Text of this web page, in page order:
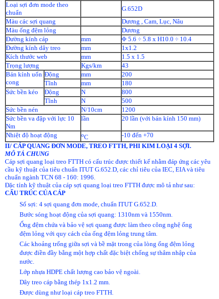
Loại sợi đơn mode theo
chuẩn
G.652D
Màu các sợi quang
Dương , Cam, Lục, Nâu
Màu ống đệm lỏng
Dương
Đường kính cáp
mm
Φ 5.6 ÷ 5.8 x H10.0 ÷ 10.4
Đường kính dây treo
mm
1x1.2
Kích thước web
mm
1.5 x 1.5
Trọng lượng
Kgs/km
43
Bán kính uốn
cong
Động mm
200
Tĩnh
mm
180
Sức bền kéo
Động N
800
Tĩnh
N
500
Sức bền nén
N/10cm
1200
Sức bền va đập với lực 10
Nm
lần 20 lần (với bán kính 150 mm)
Nhiệt độ hoạt động oC
-10 đến +70
II/ CÁP QUANG ĐƠN MODE, TREO FTTH, PHI KIM LOẠI 4 SỢI.
MÔ TẢ CHUNG
Cáp sợi quang loại treo FTTH có cấu trúc được thiết kế nhằm đáp ứng các yêu
cầu kỹ thuật của tiêu chuẩn ITUT G.652.D, các chỉ tiêu của IEC, EIA và tiêu
chuẩn ngành TCN 68 - 160: 1996.
Đặc tính kỹ thuật của cáp sợi quang loại treo FTTH được mô tả như sau:
CẤU TRÚC CỦA CÁP
Số sợi: 4 sợi quang đơn mode, chuẩn ITUT G.652.D.
Bước sóng hoạt động của sợi quang: 1310nm và 1550nm.
Ống đệm chứa và bảo vệ sợi quang được làm theo công nghệ ống
đệm lỏng với quy cách của ống đệm lỏng trung tâm.
Các khoảng trống giữa sợi và bề mặt trong của lòng ống đệm lỏng
được điền đầy bằng một hợp chất đặc biệt chống sự thâm nhập của
nước.
Lớp nhựa HDPE chất lượng cao bảo vệ ngoài.
Dây treo cáp bằng thép 1x1.2 mm.
Được dùng như loại cáp treo FTTH.